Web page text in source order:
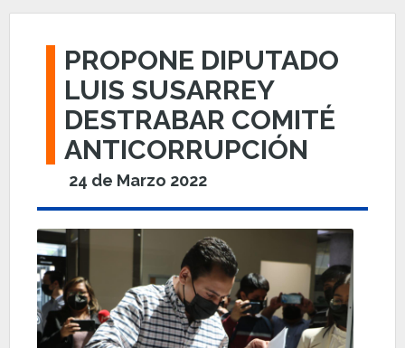
PROPONE DIPUTADO
LUIS SUSARREY
DESTRABAR COMITÉ
ANTICORRUPCIÓN
24 de Marzo 2022